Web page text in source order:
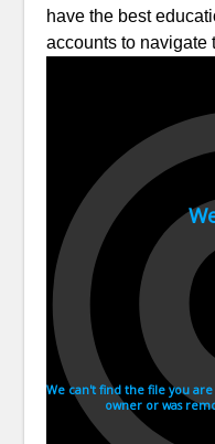
have the best
accounts to navigate